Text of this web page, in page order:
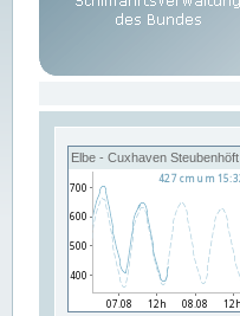
Elbe - Cuxhaven Steubenhöft